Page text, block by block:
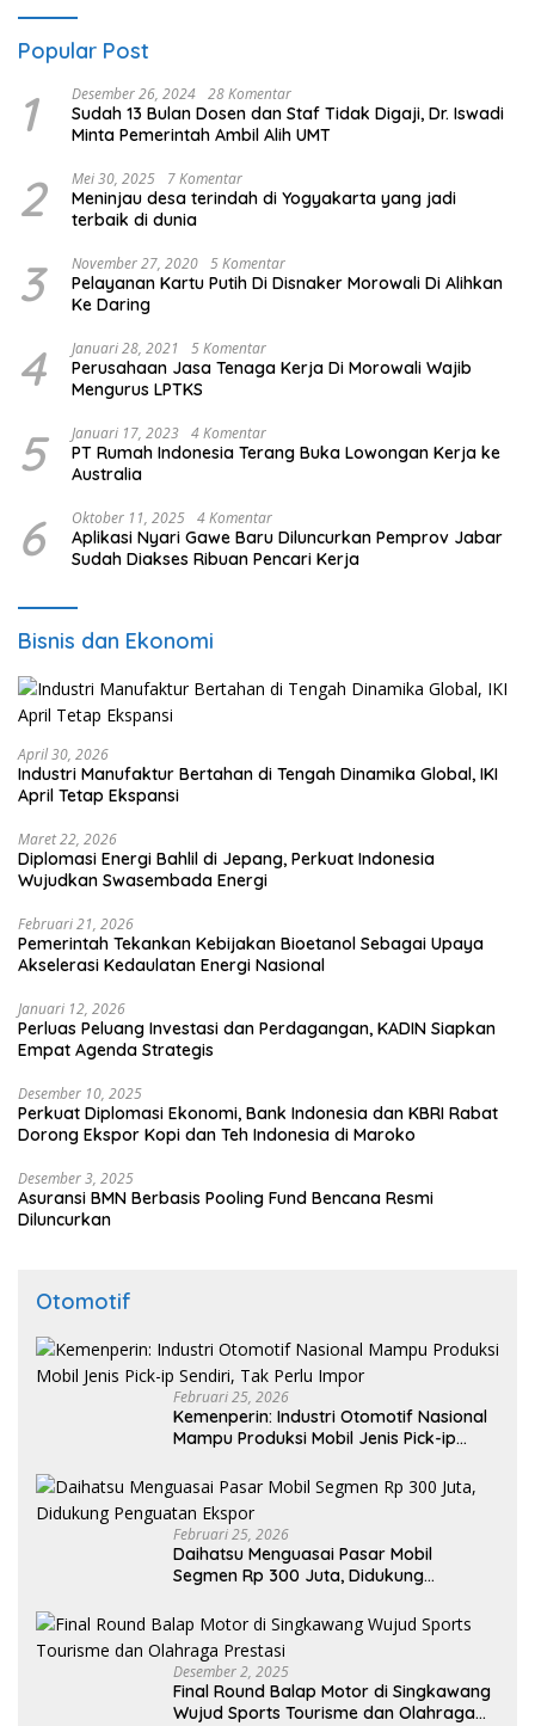
Popular Post
1 Desember 26, 2024 28 Komentar
Sudah 13 Bulan Dosen dan Staf Tidak Digaji, Dr. Iswadi
Minta Pemerintah Ambil Alih UMT
2 Mei 30, 2025 7 Komentar
Meninjau desa terindah di Yogyakarta yang jadi
terbaik di dunia
3 November 27, 2020 5 Komentar
Pelayanan Kartu Putih Di Disnaker Morowali Di Alihkan
Ke Daring
4 Januari 28, 2021 5 Komentar
Perusahaan Jasa Tenaga Kerja Di Morowali Wajib
Mengurus LPTKS
5 Januari 17, 2023 4 Komentar
PT Rumah Indonesia Terang Buka Lowongan Kerja ke
Australia
6 Oktober 11, 2025 4 Komentar
Aplikasi Nyari Gawe Baru Diluncurkan Pemprov Jabar
Sudah Diakses Ribuan Pencari Kerja
Bisnis dan Ekonomi
April 30, 2026
Industri Manufaktur Bertahan di Tengah Dinamika Global, IKI
April Tetap Ekspansi
Maret 22, 2026
Diplomasi Energi Bahlil di Jepang, Perkuat Indonesia
Wujudkan Swasembada Energi
Februari 21, 2026
Pemerintah Tekankan Kebijakan Bioetanol Sebagai Upaya
Akselerasi Kedaulatan Energi Nasional
Januari 12, 2026
Perluas Peluang Investasi dan Perdagangan, KADIN Siapkan
Empat Agenda Strategis
Desember 10, 2025
Perkuat Diplomasi Ekonomi, Bank Indonesia dan KBRI Rabat
Dorong Ekspor Kopi dan Teh Indonesia di Maroko
Desember 3, 2025
Asuransi BMN Berbasis Pooling Fund Bencana Resmi
Diluncurkan
Otomotif
Februari 25, 2026
Kemenperin: Industri Otomotif Nasional
Mampu Produksi Mobil Jenis Pick-ip
Februari 25, 2026
Daihatsu Menguasai Pasar Mobil
Segmen Rp 300 Juta, Didukung
Desember 2, 2025
Final Round Balap Motor di Singkawang
Wujud Sports Tourisme dan Olahraga